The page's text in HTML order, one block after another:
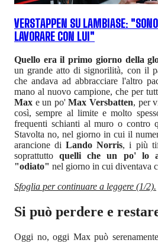
VERSTAPPEN SU LAMBIASE: "SONO
LAVORARE CON LUI"
Quello era il primo giorno della
un grande atto di signorilità, con il
che andava ad abbracciare l'altro
mano al nuovo campione, che per
Max e un po'Max Versbatten, per
così, sempre al limite e molto
frequenti schianti al muro o contro
Stavolta no, nel giorno in cui il
arancione diLando Norris, i più
soprattuttoquelli che un po' lo
"odiato" nel giorno in cui diventava
Sfoglia per continuare a leggere (1/2).
Si può perdere e
Oggi no, oggi Max può